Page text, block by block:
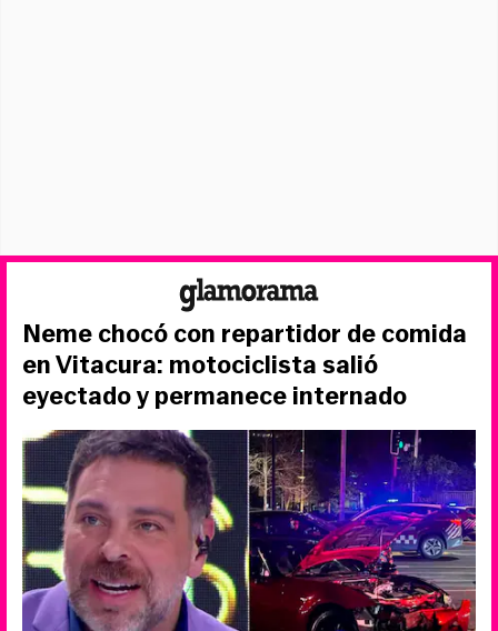
Neme chocó con repartidor de comida
en Vitacura: motociclista salió
eyectado y permanece internado